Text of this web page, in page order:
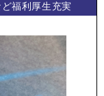
福利厚生充実